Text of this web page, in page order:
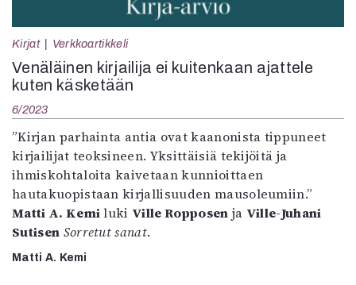
Kirjat Verkkoartikkeli
Venäläinen kirjailija ei kuitenkaan ajattele
kuten käsketään
6/2023
”Kirjan parhainta antia ovat kaanonista tippuneet
kirjailijat teoksineen. Yksittäisiä tekijöitä ja
ihmiskohtaloita kaivetaan kunnioittaen
hautakuopistaan kirjallisuuden mausoleumiin.”
Matti A. Kemiluki Ville Ropposen ja Ville-Juhani
Sutisen Sorretut sanat.
Matti A. Kemi